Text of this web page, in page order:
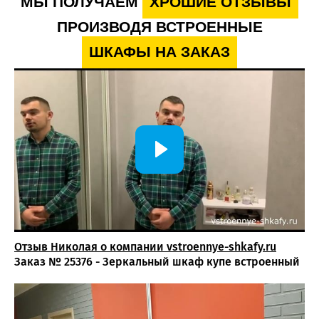
Свяжитесь с консультантом через сайт,
мессенджер или по телефону — вы получите
профессиональную консультацию по породам
древесины, вариантам оформления и наполнению.
Вызовите замерщика бесплатно: специалист
произведёт точные замеры помещения и предложит
оптимальную конфигурацию.
Дизайн-проект — тщательно продумаем
оформление фасадов, фактуры дерева и внутреннее
наполнение.
Согласование и запуск в производство —
утверждаем детали проекта, стоимость и сроки
изготовления.
Изготовление, доставка и монтаж — быстрая и
аккуратная установка с гарантией качества.
Шкаф под телевизор в спальню помогает объединить
удобное хранение вещей и комфортную ТВ-зону в одной
ПРОИЗВОДЯ ВСТРОЕННЫЕ
ШКАФЫ НА ЗАКАЗ
Отзыв Николая о компании vstroennye-shkafy.ru
Заказ № 25376 - Зеркальный шкаф купе встроенный